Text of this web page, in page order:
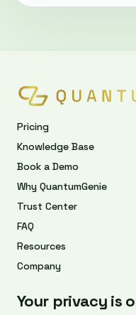
Pricing
Knowledge Base
Book a Demo
Why QuantumGenie
Trust Center
FAQ
Resources
Company
Your privacy is